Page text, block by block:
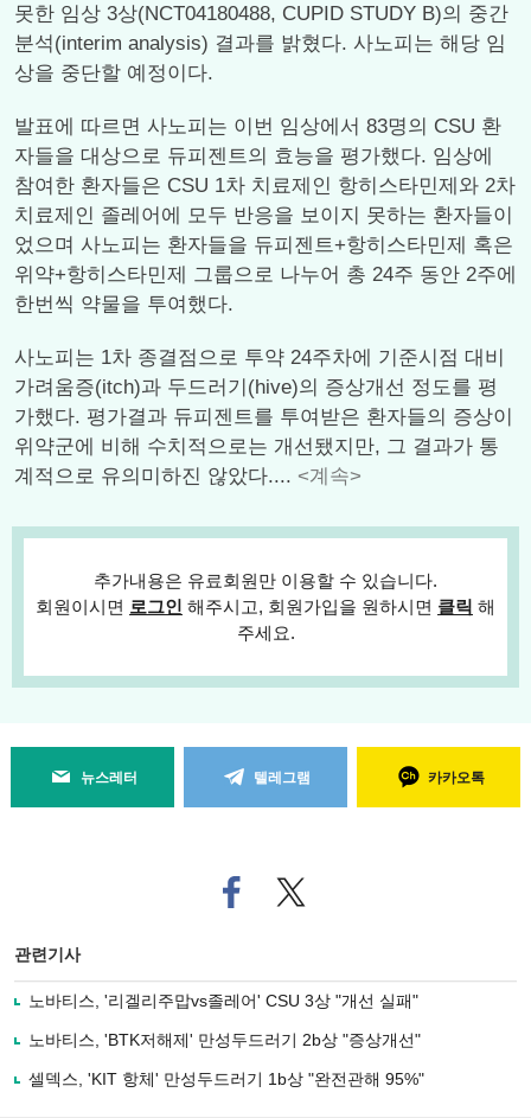
못한 임상 3상(NCT04180488, CUPID STUDY B)의 중간
분석(interim analysis) 결과를 밝혔다. 사노피는 해당 임
상을 중단할 예정이다.
발표에 따르면 사노피는 이번 임상에서 83명의 CSU 환
자들을 대상으로 듀피젠트의 효능을 평가했다. 임상에
참여한 환자들은 CSU 1차 치료제인 항히스타민제와 2차
치료제인 졸레어에 모두 반응을 보이지 못하는 환자들이
었으며 사노피는 환자들을 듀피젠트+항히스타민제 혹은
위약+항히스타민제 그룹으로 나누어 총 24주 동안 2주에
한번씩 약물을 투여했다.
사노피는 1차 종결점으로 투약 24주차에 기준시점 대비
가려움증(itch)과 두드러기(hive)의 증상개선 정도를 평
가했다. 평가결과 듀피젠트를 투여받은 환자들의 증상이
위약군에 비해 수치적으로는 개선됐지만, 그 결과가 통
계적으로 유의미하진 않았다.... <계속>
추가내용은 유료회원만 이용할 수 있습니다.
회원이시면 로그인 해주시고, 회원가입을 원하시면 클릭 해
주세요.
뉴스레터 텔레그램 카카오톡
페
이
로
기
사
유
트위
터로
관련기사
노바티스, '리겔리주맙vs졸레어' CSU 3상 "개선 실패"
노바티스, 'BTK저해제' 만성두드러기 2b상 "증상개선"
셀덱스, 'KIT 항체' 만성두드러기 1b상 "완전관해 95%"